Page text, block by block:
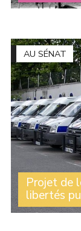
Pendant des
Beaucoup ont
AU SÉNAT
Projet de
libertés
Le Sénat a